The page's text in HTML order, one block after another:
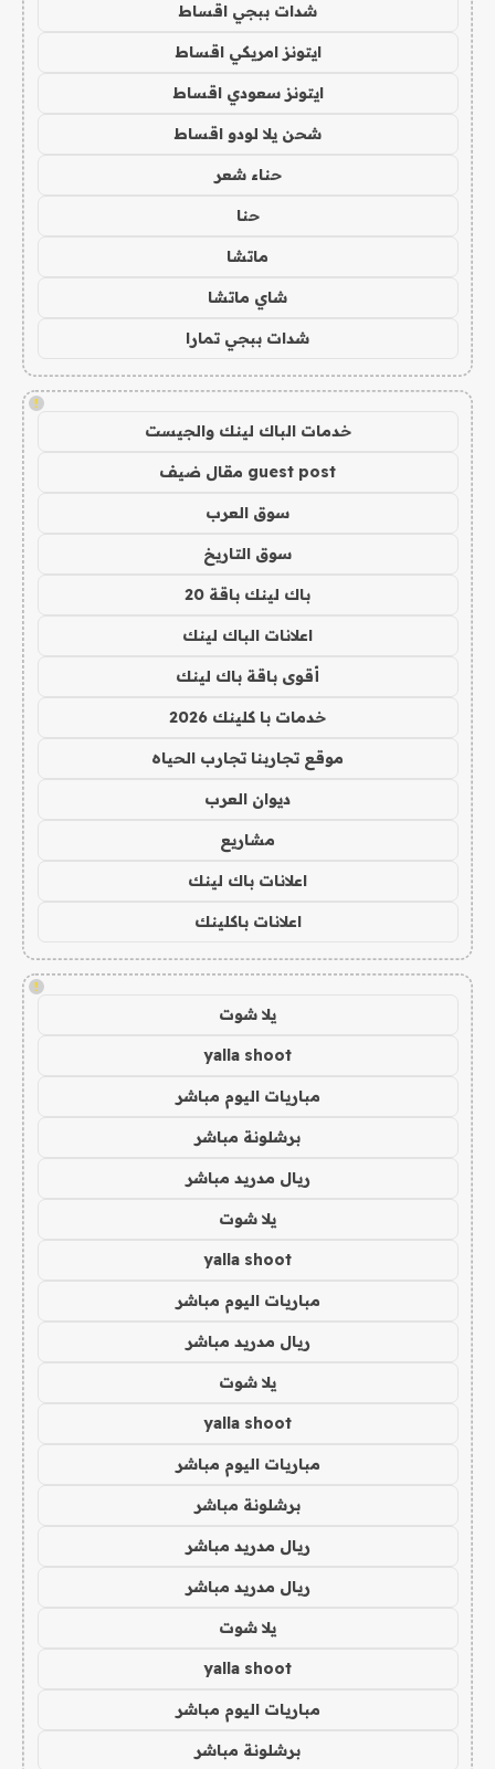
شدات ببجي اقساط
ايتونز امريكي اقساط
ايتونز سعودي اقساط
شحن يلا لودو اقساط
حناء شعر
حنا
ماتشا
شاي ماتشا
شدات ببجي تمارا
!
خدمات الباك لينك والجيست
guest post مقال ضيف
سوق العرب
سوق التاريخ
باك لينك باقة 20
اعلانات الباك لينك
أقوى باقة باك لينك
خدمات با كلينك 2026
موقع تجاربنا تجارب الحياه
ديوان العرب
مشاريع
اعلانات باك لينك
اعلانات باكلينك
!
يلا شوت
yalla shoot
مباريات اليوم مباشر
برشلونة مباشر
ريال مدريد مباشر
يلا شوت
yalla shoot
مباريات اليوم مباشر
ريال مدريد مباشر
يلا شوت
yalla shoot
مباريات اليوم مباشر
برشلونة مباشر
ريال مدريد مباشر
ريال مدريد مباشر
يلا شوت
yalla shoot
مباريات اليوم مباشر
برشلونة مباشر